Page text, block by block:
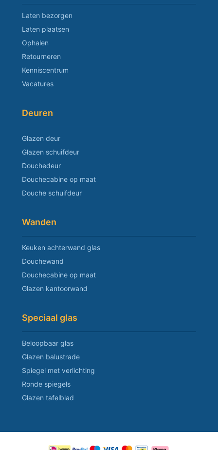
Laten bezorgen
Laten plaatsen
Ophalen
Retourneren
Kenniscentrum
Vacatures
Deuren
Glazen deur
Glazen schuifdeur
Douchedeur
Douchecabine op maat
Douche schuifdeur
Wanden
Keuken achterwand glas
Douchewand
Douchecabine op maat
Glazen kantoorwand
Speciaal glas
Beloopbaar glas
Glazen balustrade
Spiegel met verlichting
Ronde spiegels
Glazen tafelblad